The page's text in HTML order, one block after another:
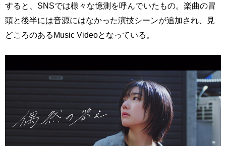
すると、SNSでは様々な憶測を呼んでいたもの。楽曲の冒
頭と後半には音源にはなかった演技シーンが追加され、見
どころのあるMusic Videoとなっている。